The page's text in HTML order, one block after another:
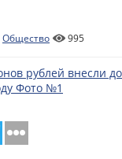
Общество 995